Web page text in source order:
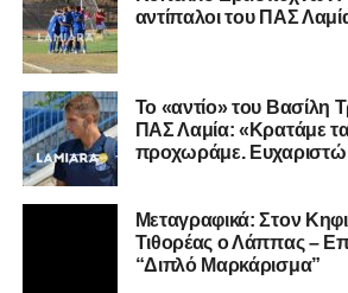
στη Γ’ Εθνική με τον ΠΑΣ Λαμία. Στο
αγωνίστηκε στον Λεβαδειακό, ενώ
της Serie D στην Ιταλία, όπως οι
Cilento και Castrovillari, έχοντας
ποδοσφαιρική του διαδρομή από τον
Τον καλωσορίζουμε στην οικογένεια
του ευχόμαστε υγεία και επιτυχίες.»
Ακολουθήστε τοlamiara.grστο
μαθαίνετε πρώτοι τα κυανόλευκα νέα
αντίπαλοι του ΠΑΣ
Το «αντίο» του Βασίλη
ΠΑΣ Λαμία: «Κρατάμε
προχωράμε. Ευχαριστώ
Μεταγραφικά: Στον
Τιθορέας ο Λάππας –
“Διπλό Μαρκάρισμα”